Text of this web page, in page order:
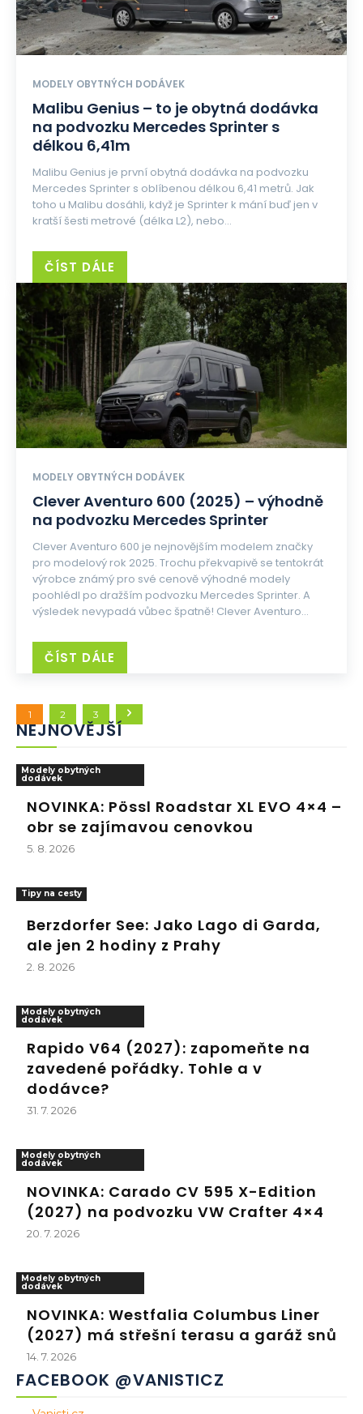
MODELY OBYTNÝCH DODÁVEK
Malibu Genius – to je obytná dodávka
na podvozku Mercedes Sprinter s
délkou 6,41m
Malibu Genius je první obytná dodávka na podvozku
Mercedes Sprinter s oblíbenou délkou 6,41 metrů. Jak
toho u Malibu dosáhli, když je Sprinter k mání buď jen v
kratší šesti metrové (délka L2), nebo...
ČÍST DÁLE
MODELY OBYTNÝCH DODÁVEK
Clever Aventuro 600 (2025) – výhodně
na podvozku Mercedes Sprinter
Clever Aventuro 600 je nejnovějším modelem značky
pro modelový rok 2025. Trochu překvapivě se tentokrát
výrobce známý pro své cenově výhodné modely
poohlédl po dražším podvozku Mercedes Sprinter. A
výsledek nevypadá vůbec špatně! Clever Aventuro...
ČÍST DÁLE
1 2 3
NEJNOVĚJŠÍ
Modely obytných
dodávek
NOVINKA: Pössl Roadstar XL EVO 4×4 –
obr se zajímavou cenovkou
5. 8. 2026
Tipy na cesty
Berzdorfer See: Jako Lago di Garda,
ale jen 2 hodiny z Prahy
2. 8. 2026
Modely obytných
dodávek
Rapido V64 (2027): zapomeňte na
zavedené pořádky. Tohle a v
dodávce?
31. 7. 2026
Modely obytných
dodávek
NOVINKA: Carado CV 595 X-Edition
(2027) na podvozku VW Crafter 4×4
20. 7. 2026
Modely obytných
dodávek
NOVINKA: Westfalia Columbus Liner
(2027) má střešní terasu a garáž snů
14. 7. 2026
FACEBOOK @VANISTICZ